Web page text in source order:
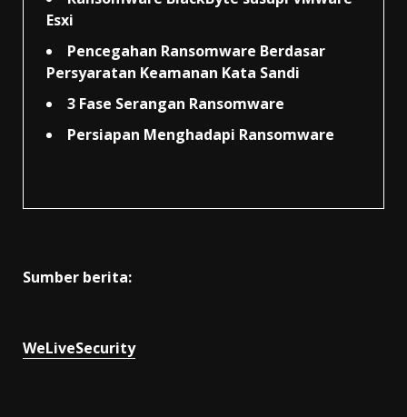
Esxi
Pencegahan Ransomware Berdasar
Persyaratan Keamanan Kata Sandi
3 Fase Serangan Ransomware
Persiapan Menghadapi Ransomware
Sumber berita:
WeLiveSecurity